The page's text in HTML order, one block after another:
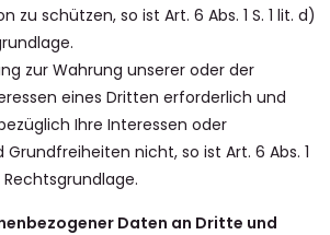
zu schützen, so ist Art. 6 Abs. 1 S. 1 lit. d)
zur Wahrung unserer oder der
eines Dritten erforderlich und
Ihre Interessen oder
nicht, so ist Art. 6 Abs. 1
Rechtsgrundlage.
Daten an Dritte und